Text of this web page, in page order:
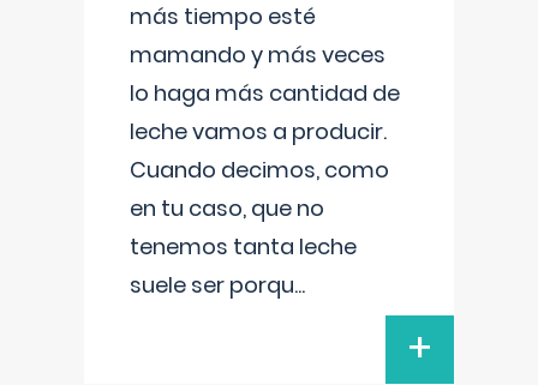
más tiempo esté
mamando y más veces
lo haga más cantidad de
leche vamos a producir.
Cuando decimos, como
en tu caso, que no
tenemos tanta leche
suele ser porqu...
+